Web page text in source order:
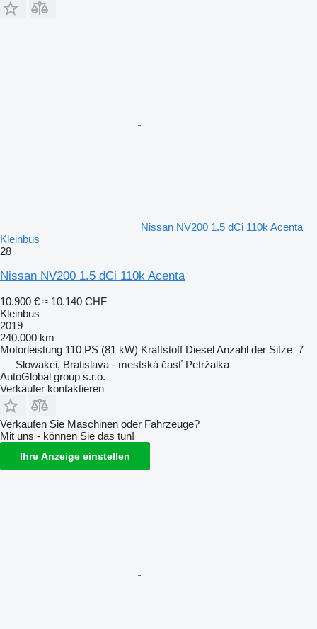
Nissan NV200 1.5 dCi 110k Acenta
Kleinbus
28
Nissan NV200 1.5 dCi 110k Acenta
10.900 € ≈ 10.140 CHF
Kleinbus
2019
240.000 km
Motorleistung 110 PS (81 kW) Kraftstoff DieselAnzahl der Sitze 7
Slowakei, Bratislava - mestská časť Petržalka
AutoGlobal group s.r.o.
Verkäufer kontaktieren
Verkaufen Sie Maschinen oder Fahrzeuge?
Mit uns - können Sie das tun!
Ihre Anzeige einstellen